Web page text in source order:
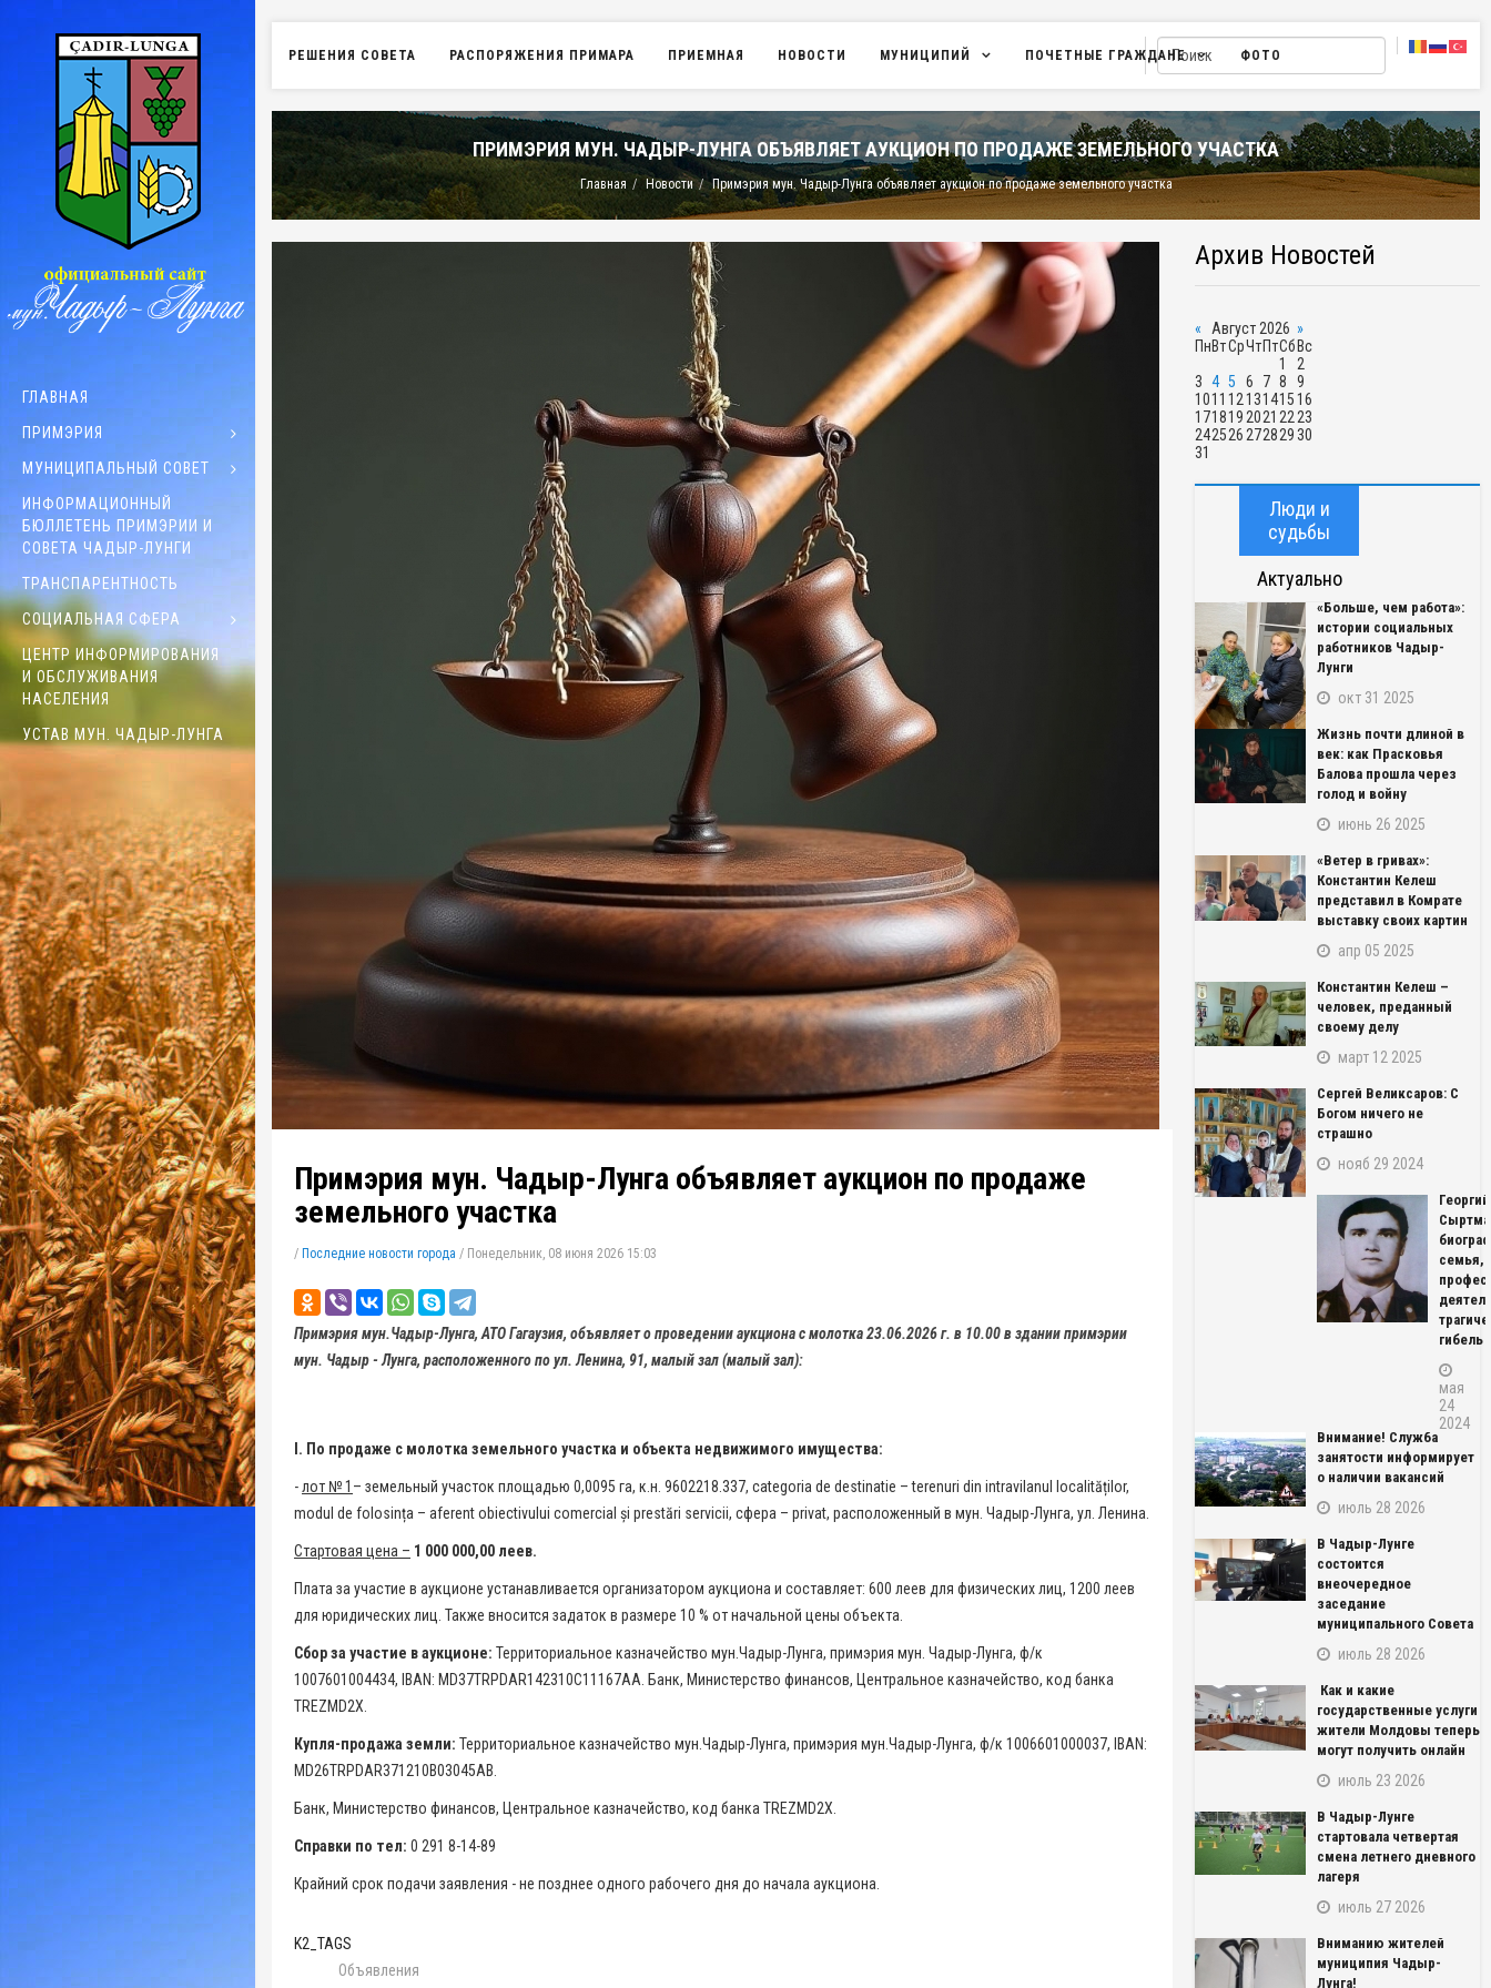
ГЛАВНАЯ
ПРИМЭРИЯ
МУНИЦИПАЛЬНЫЙ СОВЕТ
ИНФОРМАЦИОННЫЙ
БЮЛЛЕТЕНЬ ПРИМЭРИИ И
СОВЕТА ЧАДЫР-ЛУНГИ
ТРАНСПАРЕНТНОСТЬ
СОЦИАЛЬНАЯ СФЕРА
ЦЕНТР ИНФОРМИРОВАНИЯ
И ОБСЛУЖИВАНИЯ
НАСЕЛЕНИЯ
УСТАВ МУН. ЧАДЫР-ЛУНГА
РЕШЕНИЯ СОВЕТА РАСПОРЯЖЕНИЯ ПРИМАРА ПРИЕМНАЯ НОВОСТИ МУНИЦИПИЙ ПОЧЕТНЫЕ ГРАЖДАНЕ ФОТО
ПРИМЭРИЯ МУН. ЧАДЫР-ЛУНГА ОБЪЯВЛЯЕТ АУКЦИОН ПО ПРОДАЖЕ ЗЕМЕЛЬНОГО УЧАСТКА
Главная Новости Примэрия мун. Чадыр-Лунга объявляет аукцион по продаже земельного участка
Примэрия мун. Чадыр-Лунга объявляет аукцион по продаже
земельного участка
/ Последние новости города / Понедельник, 08 июня 2026 15:03
Примэрия мун.Чадыр-Лунга, АТО Гагаузия, объявляет о проведении аукциона с молотка 23.06.2026 г. в 10.00 в здании примэрии
мун. Чадыр - Лунга, расположенного по ул. Ленина, 91, малый зал (малый зал):
I. По продаже с молотка земельного участка и объекта недвижимого имущества:
-лот № 1 – земельный участок площадью 0,0095 га, к.н. 9602218.337, categoria de destinatie – terenuri din intravilanul localităților,
modul de folosința – aferent obiectivului comercial și prestări servicii, сфера – privat, расположенный в мун. Чадыр-Лунга, ул. Ленина.
Стартовая цена – 1 000 000,00 леев.
Плата за участие в аукционе устанавливается организатором аукциона и составляет: 600 леев для физических лиц, 1200 леев
для юридических лиц. Также вносится задаток в размере 10 % от начальной цены объекта.
Сбор за участие в аукционе: Территориальное казначейство мун.Чадыр-Лунга, примэрия мун. Чадыр-Лунга, ф/к
1007601004434, IBAN: MD37TRPDAR142310C11167AA. Банк, Министерство финансов, Центральное казначейство, код банка
TREZMD2X.
Купля-продажа земли: Территориальное казначейство мун.Чадыр-Лунга, примэрия мун.Чадыр-Лунга, ф/к 1006601000037, IBAN:
MD26TRPDAR371210B03045AB.
Банк, Министерство финансов, Центральное казначейство, код банка TREZMD2X.
Справки по тел: 0 291 8-14-89
Крайний срок подачи заявления - не позднее одного рабочего дня до начала аукциона.
K2_TAGS
Объявления
Архив Новостей
« Август 2026 »
ПнВтСрЧт ПтСб Вс
1
2
3 4 5 6 7 8
9
1011 1213141516
171819 2021 22 23
242526 27282930
31
Люди и
судьбы
Актуально
«Больше, чем работа»:
истории социальных
работников Чадыр-
Лунги
окт 31 2025
Жизнь почти длиной в
век: как Прасковья
Балова прошла через
голод и войну
июнь 26 2025
«Ветер в гривах»:
Константин Келеш
представил в Комрате
выставку своих картин
апр 05 2025
Константин Келеш –
человек, преданный
своему делу
март 12 2025
Сергей Великсаров: С
Богом ничего не
страшно
нояб 29 2024
Георгий
семья,
гибель
мая
24
2024
Внимание! Служба
занятости информирует
о наличии вакансий
июль 28 2026
В Чадыр-Лунге
состоится
внеочередное
заседание
муниципального Совета
июль 28 2026
Как и какие
государственные услуги
жители Молдовы теперь
могут получить онлайн
июль 23 2026
В Чадыр-Лунге
стартовала четвертая
смена летнего дневного
лагеря
июль 27 2026
Вниманию жителей
муниципия Чадыр-
Лунга!
NAME_SOCIAL_FACEBOOK
NAME_SOCIAL_GOOGLE
NAME_SOCIAL_TWITTER